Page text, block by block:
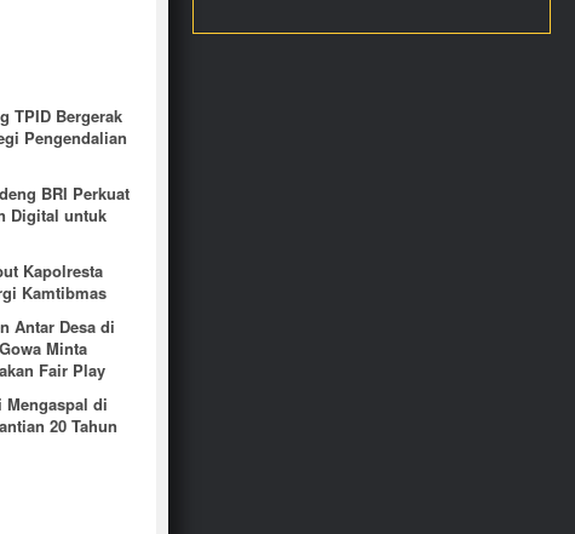
TPID Bergerak
Pengendalian
BRI Perkuat
Digital untuk
Kapolresta
Kamtibmas
Antar Desa di
Minta
Fair Play
Mengaspal di
20 Tahun